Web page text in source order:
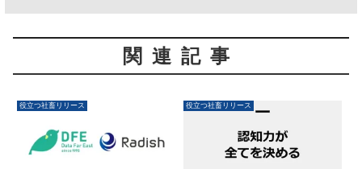
関連記事
役立つ社畜リリース 役立つ社畜リリース